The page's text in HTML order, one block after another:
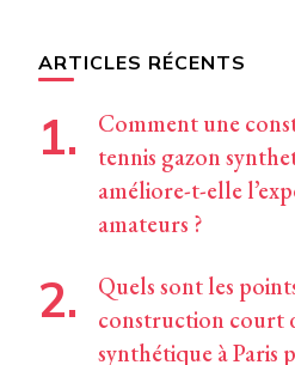
ARTICLES RÉCENTS
Comment une
tennis gazon
améliore-t-elle
amateurs ?
Quels sont les
construction court
synthétique à Paris